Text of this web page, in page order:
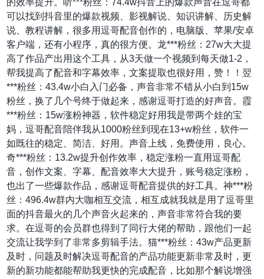
的效率提升。听***粉丝：74.4w抖音上的爆款声音在逗哥都
可以找到抖音里的爆款视频、影视解说、知识讲解、历史解
说、教程讲解，很多用逗哥配音创作的，电脑版、苹果/安卓
客户端，还有小程序，真的很方便。龙***粉丝：27w大大提
高了作品产出用这个工具，从3天做一个视频到每天做1-2，
帮我提高了配音和字幕效率，文案提取也很好用，赞！！翌
***粉丝：43.4w小白入门必备，声音非常不错从小白到15w
粉丝，换了几个号终于做起来，感谢逗哥打造的好声音。霞
***粉丝：15w涨粉神器，软件稳定好用我是带两个娃的宝
妈，逗哥配音陪伴我从1000粉丝到现在13+w粉丝，软件一
如既往的稳定、简洁、好用。声音上线，免费使用，良心。
奇***粉丝：13.2w提升创作效率，稳定涨粉一直用逗哥配
音，创作文案、字幕、配音效率大大提升，账号稳定涨粉，
也出了一些爆款作品，感谢逗哥配音提供的好工具。神***粉
丝：496.4w群内大咖相互交流，相互成就我就是用了逗哥里
面的抖音最火的几个声音火起来的，声音非常符合我的要
求。在逗哥的会员群也得到了同行大佬的帮助，跟他们一起
交流让我学到了非常多剪辑手法。猫***粉丝：43w产品更新
及时，问题及时解决逗哥配音的产品功能更新非常及时，更
新的新功能都能帮助我更快的完成配音，比如那个解说增强